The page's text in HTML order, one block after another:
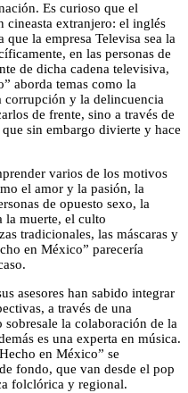
Es curioso que el
cineasta extranjero: el inglés
la empresa Televisa sea la
en las personas de
de dicha cadena televisiva,
aborda temas como la
corrupción y la delincuencia
de frente, sino a través de
sin embargo divierte y hace
varios de los motivos
el amor y la pasión, la
de opuesto sexo, la
la muerte, el culto
tradicionales, las máscaras y
en México” parecería
asesores han sabido integrar
a través de una
sobresale la colaboración de la
es una experta en música.
en México” se
fondo, que van desde el pop
folclórica y regional.